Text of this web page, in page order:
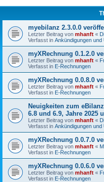
myebilanz 2.3.0.0
Letzter Beitrag von mhanft «
Verfasst in Ankündigungen und
myXRechnung 0.1.2.0
Letzter Beitrag von mhanft «
Verfasst in E-Rechnungen
myXRechnung 0.0.8.0
Letzter Beitrag von mhanft «
Verfasst in E-Rechnungen
Neuigkeiten zum
6.8 und 6.9, Jahre 2025
Letzter Beitrag von mhanft «
Verfasst in Ankündigungen und
myXRechnung 0.0.7.0
Letzter Beitrag von mhanft «
Verfasst in E-Rechnungen
myXRechnung 0.0.6.0
Letzter Beitrag von mhanft «
Verfasst in E-Rechnungen